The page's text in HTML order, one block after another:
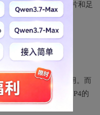
备了强大的8核AI芯片和足
等，功能全面且实用。而
需求的孩子。此外，P4的